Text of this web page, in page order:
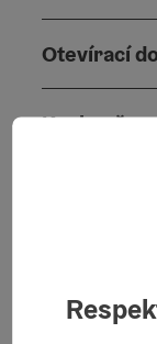
Otevírací
Kuchyně